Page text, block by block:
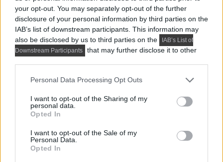
your opt-out. You may separately opt-out of the further
disclosure of your personal information by third parties on the
IAB’s list of downstream participants. This information may
also be disclosed by us to third parties on the
IAB’s List of
Downstream Participants
that may further disclose it to other
Please note that this website/app uses one or more Google
not limited to your visit or usage behaviour. You may click to
grant or deny consent to Google and its third-party tags to
use your data for below specified purposes in below Google
consent section.
Personal Data Processing Opt Outs
I want to opt-out of the Sharing of my
personal data.
Opted In
I want to opt-out of the Sale of my
Personal Data.
Opted In